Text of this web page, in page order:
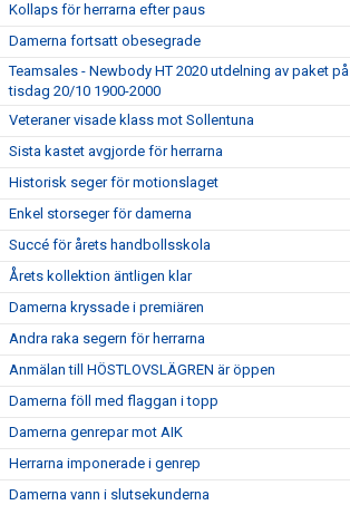
Kollaps för herrarna efter paus
Damerna fortsatt obesegrade
Teamsales - Newbody HT 2020 utdelning av paket på
tisdag 20/10 1900-2000
Veteraner visade klass mot Sollentuna
Sista kastet avgjorde för herrarna
Historisk seger för motionslaget
Enkel storseger för damerna
Succé för årets handbollsskola
Årets kollektion äntligen klar
Damerna kryssade i premiären
Andra raka segern för herrarna
Anmälan till HÖSTLOVSLÄGREN är öppen
Damerna föll med flaggan i topp
Damerna genrepar mot AIK
Herrarna imponerade i genrep
Damerna vann i slutsekunderna